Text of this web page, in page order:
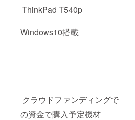
ThinkPad T540p
Windows10搭載
クラウドファンディングで
の資金で購入予定機材